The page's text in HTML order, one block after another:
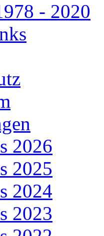
- 2020
2026
2025
2024
2023